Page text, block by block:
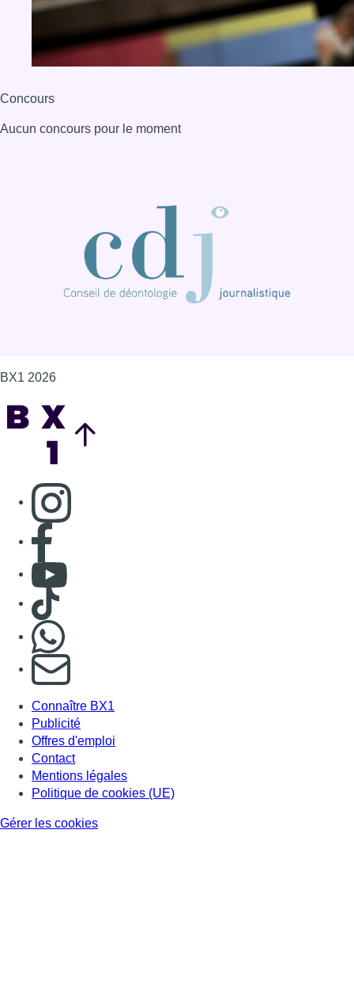
Concours
Aucun concours pour le moment
BX1 2026
Consulter page Instagram
Consulter page Facebook
Consulter Youtube
Consulter TikTok
S'abonner à notre newsletter
Connaître BX1
Publicité
Offres d'emploi
Contact
Mentions légales
Politique de cookies (UE)
Gérer les cookies